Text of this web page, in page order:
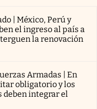
| México, Perú y
el ingreso al país a
la renovación
Armadas | En
obligatorio y los
deben integrar el